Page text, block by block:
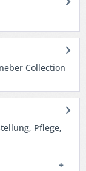
Collection
Pflege,